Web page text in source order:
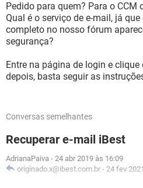
Pedido para quem? Para o CCM
Qual é o serviço de e-mail, já
completo no nosso fórum
segurança?
Entre na página de login e clique
depois, basta seguir as
Conversas semelhantes
Recuperar e-mail iBest
AdrianaPaiva - 24 abr 2019 às 16:09
originado.x@ibest.com.br - 24 fev